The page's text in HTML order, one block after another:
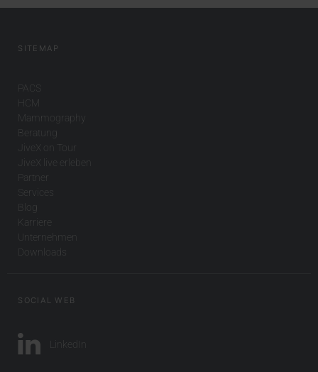
SITEMAP
PACS
HCM
Mammography
Beratung
JiveX on Tour
JiveX live erleben
Partner
Services
Blog
Karriere
Unternehmen
Downloads
SOCIAL WEB
LinkedIn